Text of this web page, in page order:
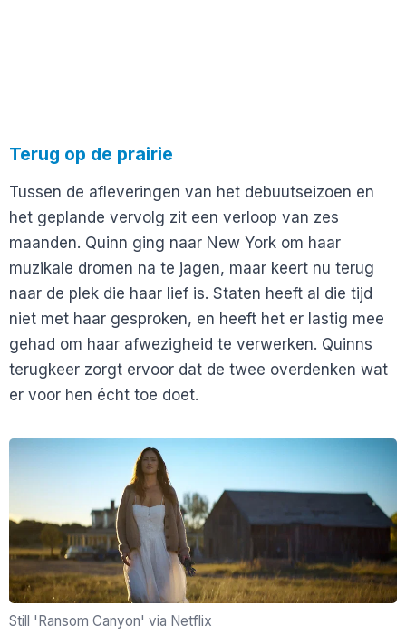
Terug op de prairie
Tussen de afleveringen van het debuutseizoen en
het geplande vervolg zit een verloop van zes
maanden. Quinn ging naar New York om haar
muzikale dromen na te jagen, maar keert nu terug
naar de plek die haar lief is. Staten heeft al die tijd
niet met haar gesproken, en heeft het er lastig mee
gehad om haar afwezigheid te verwerken. Quinns
terugkeer zorgt ervoor dat de twee overdenken wat
er voor hen écht toe doet.
Still 'Ransom Canyon' via Netflix